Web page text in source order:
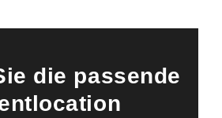
die passende